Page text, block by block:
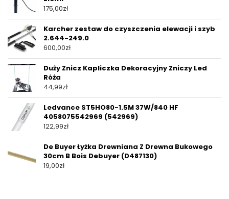
175,00zł
Karcher zestaw do czyszczenia elewacji i szyb
2.644-249.0
600,00zł
Duży Znicz Kapliczka Dekoracyjny Zniczy Led
Róża
44,99zł
Ledvance ST5HO80-1.5M 37W/840 HF
4058075542969 (542969)
122,99zł
De Buyer Łyżka Drewniana Z Drewna Bukowego
30cm B Bois Debuyer (D487130)
19,00zł